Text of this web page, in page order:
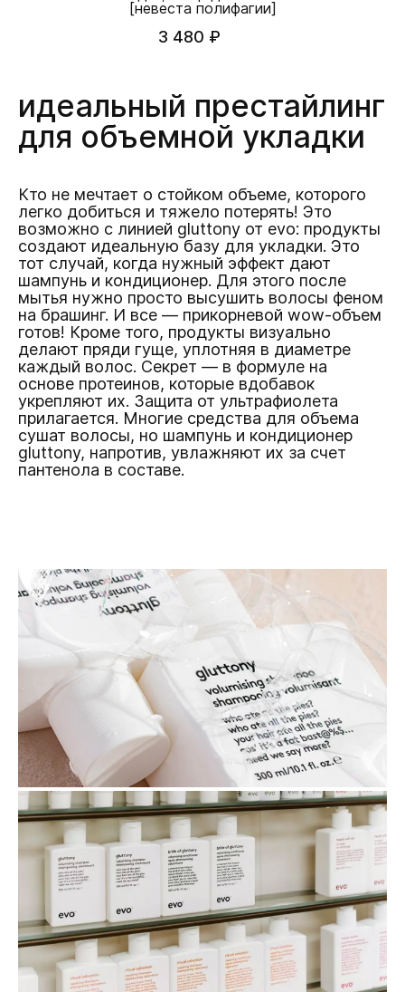
[невеста полифагии]
3 480 ₽
идеальный престайлинг
для объемной укладки
Кто не мечтает о стойком объеме, которого
легко добиться и тяжело потерять! Это
возможно с линией gluttony от evo: продукты
создают идеальную базу для укладки. Это
тот случай, когда нужный эффект дают
шампунь и кондиционер. Для этого после
мытья нужно просто высушить волосы феном
на брашинг. И все — прикорневой wow-объем
готов! Кроме того, продукты визуально
делают пряди гуще, уплотняя в диаметре
каждый волос. Секрет — в формуле на
основе протеинов, которые вдобавок
укрепляют их. Защита от ультрафиолета
прилагается. Многие средства для объема
сушат волосы, но шампунь и кондиционер
gluttony, напротив, увлажняют их за счет
пантенола в составе.